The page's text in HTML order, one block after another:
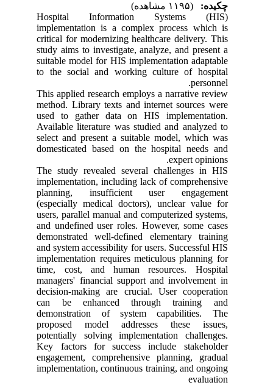
چکیده:
Hospital Information Systems (HIS)
implementation is a complex process which is
critical for modernizing healthcare delivery. This
study aims to investigate, analyze, and present a
suitable model for HIS implementation adaptable
to the social and working culture of hospital
personnel.
This applied research employs a narrative review
method. Library texts and internet sources were
used to gather data on HIS implementation.
Available literature was studied and analyzed to
select and present a suitable model, which was
domesticated based on the hospital needs and
expert opinions.
The study revealed several challenges in HIS
implementation, including lack of comprehensive
planning, insufficient user engagement
(especially medical doctors), unclear value for
users, parallel manual and computerized systems,
and undefined user roles. However, some cases
demonstrated well-defined elementary training
and system accessibility for users. Successful HIS
implementation requires meticulous planning for
time, cost, and human resources. Hospital
managers' financial support and involvement in
decision-making are crucial. User cooperation
can be enhanced through training and
demonstration of system capabilities. The
proposed model addresses these issues,
potentially solving implementation challenges.
Key factors for success include stakeholder
engagement, comprehensive planning, gradual
implementation, continuous training, and ongoing
evaluation